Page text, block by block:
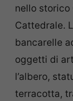
nello storico
Cattedrale.
bancarelle
oggetti di
l’albero,
terracotta,